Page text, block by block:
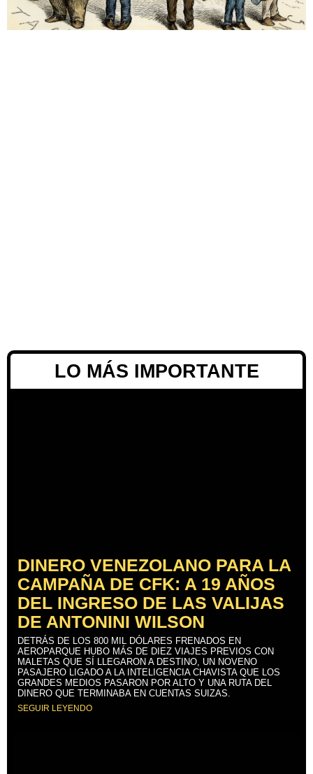
LO MÁS IMPORTANTE
DINERO VENEZOLANO PARA LA
CAMPAÑA DE CFK: A 19 AÑOS
DEL INGRESO DE LAS VALIJAS
DE ANTONINI WILSON
DETRÁS DE LOS 800 MIL DÓLARES FRENADOS EN
AEROPARQUE HUBO MÁS DE DIEZ VIAJES PREVIOS CON
MALETAS QUE SÍ LLEGARON A DESTINO, UN NOVENO
PASAJERO LIGADO A LA INTELIGENCIA CHAVISTA QUE LOS
GRANDES MEDIOS PASARON POR ALTO Y UNA RUTA DEL
DINERO QUE TERMINABA EN CUENTAS SUIZAS.
SEGUIR LEYENDO